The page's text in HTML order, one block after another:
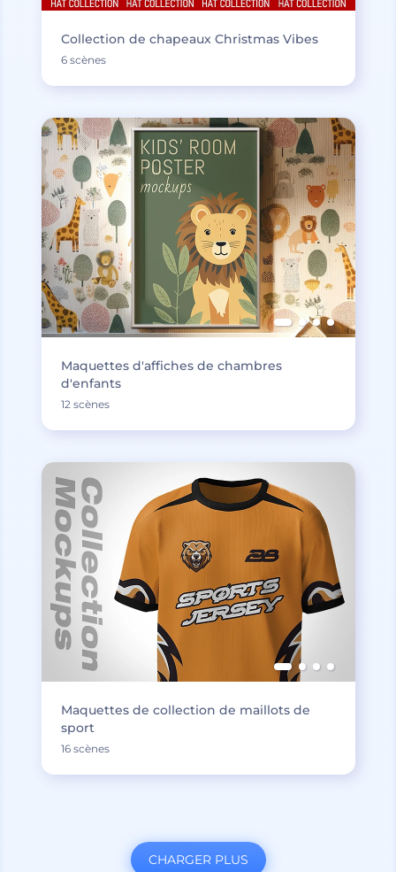
Collection de chapeaux Christmas Vibes
6 scènes
Maquettes d'affiches de chambres
d'enfants
12 scènes
Maquettes de collection de maillots de
sport
16 scènes
CHARGER PLUS